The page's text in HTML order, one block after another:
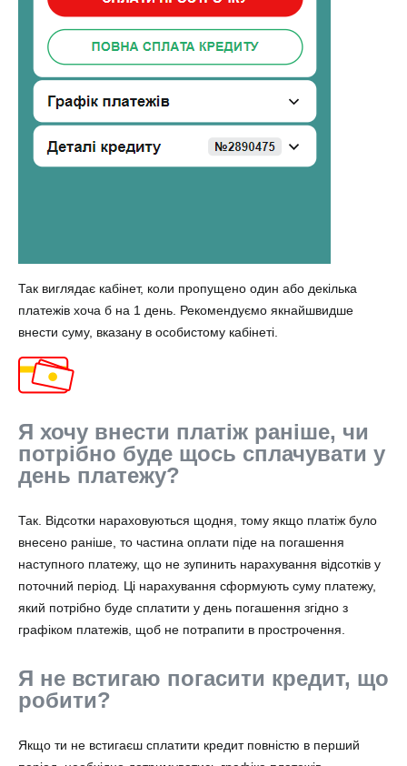
Так виглядає кабінет, коли пропущено один або декілька
платежів хоча б на 1 день. Рекомендуємо якнайшвидше
внести суму, вказану в особистому кабінеті.
Я хочу внести платіж раніше, чи
потрібно буде щось сплачувати у
день платежу?
Так. Відсотки нараховуються щодня, тому якщо платіж було
внесено раніше, то частина оплати піде на погашення
наступного платежу, що не зупинить нарахування відсотків у
поточний період. Ці нарахування сформують суму платежу,
який потрібно буде сплатити у день погашення згідно з
графіком платежів, щоб не потрапити в прострочення.
Я не встигаю погасити кредит, що
робити?
Якщо ти не встигаєш сплатити кредит повністю в перший